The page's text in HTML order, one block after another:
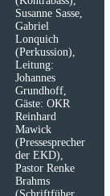
Susanne Sasse,
Gabriel
Lonquich
(Perkussion),
Leitung:
Johannes
Grundhoff,
Gäste: OKR
Reinhard
Mawick
(Pressesprecher
der EKD),
Pastor Renke
Brahms